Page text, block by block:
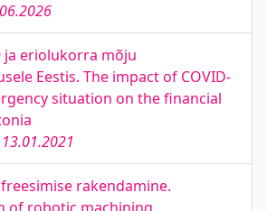
ja eriolukorra mõju
Eestis. The impact of COVID-
situation on the financial
13.01.2021
rakendamine.